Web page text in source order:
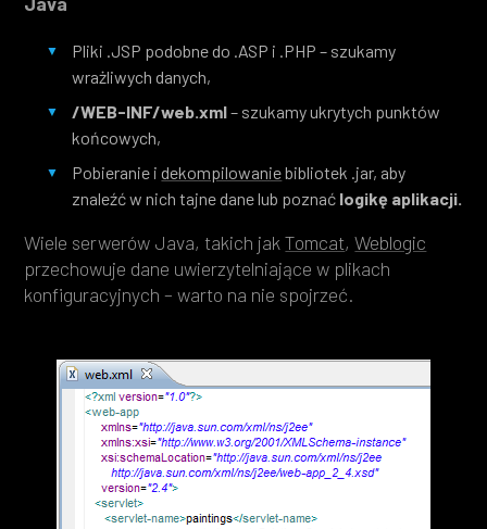
Pliki .JSP podobne do .ASP i .PHP – szukamy
wrażliwych danych,
/WEB-INF/web.xml– szukamy ukrytych punktów
końcowych,
Pobieranie idekompilowaniebibliotek .jar, aby
znaleźć w nich tajne dane lub poznać logikę aplikacji.
Wiele serwerów Java, takich jakTomcat,Weblogic
przechowuje dane uwierzytelniające w plikach
konfiguracyjnych – warto na nie spojrzeć.